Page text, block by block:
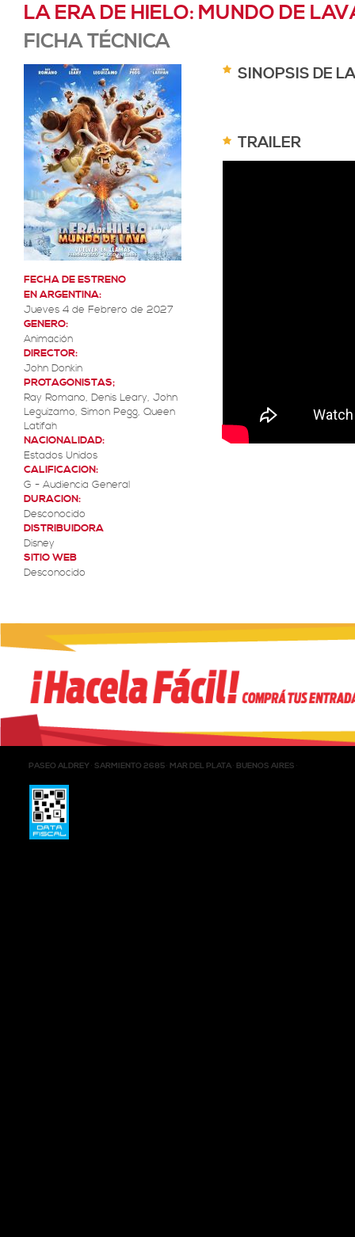
LA ERA DE HIELO: MUNDO DE
FICHA TÉCNICA
FECHA DE ESTRENO
EN ARGENTINA:
Jueves 4 de Febrero de 2027
GENERO:
Animación
DIRECTOR:
John Donkin
PROTAGONISTAS;
Ray Romano, Denis Leary, John
Leguizamo, Simon Pegg, Queen
Latifah
NACIONALIDAD:
Estados Unidos
CALIFICACION:
G - Audiencia General
DURACION:
Desconocido
DISTRIBUIDORA
Disney
SITIO WEB
Desconocido
SINOPSIS DE
TRAILER
PASEO ALDREY SARMIENTO 2685 MAR DEL PLATA BUENOS AIRES